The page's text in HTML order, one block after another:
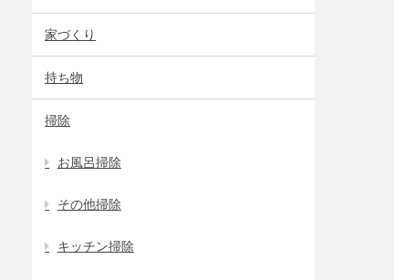
家づくり
持ち物
掃除
お風呂掃除
その他掃除
キッチン掃除